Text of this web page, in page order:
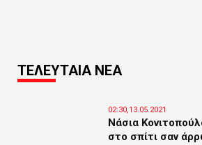
ΤΕΛΕΥΤΑΙΑ ΝΕΑ
02:30,13.05.2021
Νάσια
στο σπίτι σαν